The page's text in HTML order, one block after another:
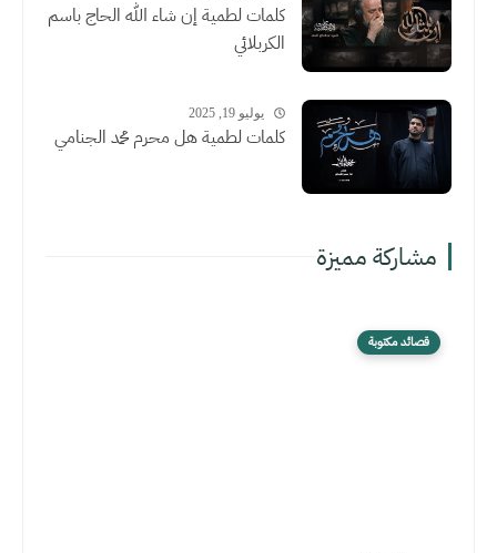
كلمات لطمية إن شاء الله الحاج باسم
الكربلائي
يوليو 19, 2025
كلمات لطمية هل محرم محمد الجنامي
مشاركة مميزة
قصائد مكتوبة